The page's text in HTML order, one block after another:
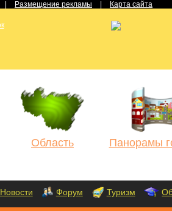
Размещение рекламы Карта сайта
Область Панорамы
Новости Форум Туризм